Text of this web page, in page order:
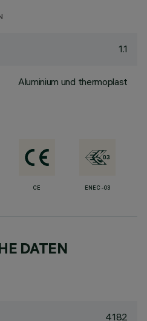
1.1
Aluminium und thermoplast
CE ENEC-03
DATEN
4182